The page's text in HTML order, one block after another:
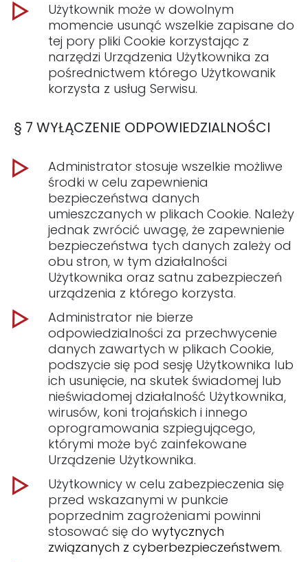
Użytkownik może w dowolnym
momencie usunąć wszelkie zapisane do
tej pory pliki Cookie korzystając z
narzędzi Urządzenia Użytkownika za
pośrednictwem którego Użytkowanik
korzysta z usług Serwisu.
§ 7 WYŁĄCZENIE ODPOWIEDZIALNOŚCI
Administrator stosuje wszelkie możliwe
środki w celu zapewnienia
bezpieczeństwa danych
umieszczanych w plikach Cookie. Należy
jednak zwrócić uwagę, że zapewnienie
bezpieczeństwa tych danych zależy od
obu stron, w tym działalności
Użytkownika oraz satnu zabezpieczeń
urządzenia z którego korzysta.
Administrator nie bierze
odpowiedzialności za przechwycenie
danych zawartych w plikach Cookie,
podszycie się pod sesję Użytkownika lub
ich usunięcie, na skutek świadomej lub
nieświadomej działalność Użytkownika,
wirusów, koni trojańskich i innego
oprogramowania szpiegującego,
którymi może być zainfekowane
Urządzenie Użytkownika.
Użytkownicy w celu zabezpieczenia się
przed wskazanymi w punkcie
poprzednim zagrożeniami powinni
stosować się do wytycznych
związanych z cyberbezpieczeństwem.